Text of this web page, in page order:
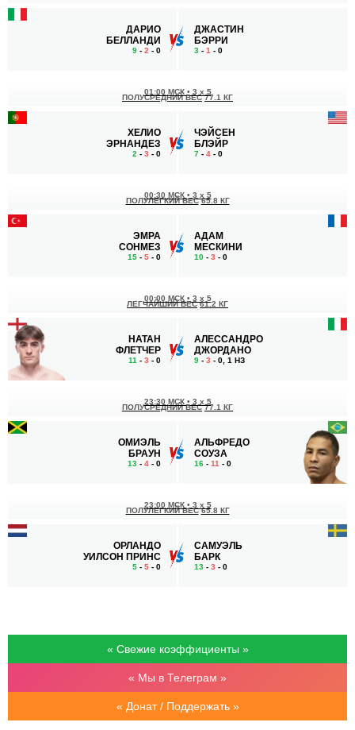
ДАРИО
БЕЛЛАНДИ
9 - 2 - 0
ДЖАСТИН
БЭРРИ
3 - 1 - 0
ХЕЛИО
ЭРНАНДЕЗ
2 - 3 - 0
01:00 МСК • 3 x 5
ПОЛУСРЕДНИЙ ВЕС 77.1 КГ
ЧЭЙСЕН
БЛЭЙР
7 - 4 - 0
ЭМРА
СОНМЕЗ
15 - 5 - 0
00:30 МСК • 3 x 5
ПОЛУЛЕГКИЙ ВЕС 65.8 КГ
АДАМ
МЕСКИНИ
10 - 3 - 0
НАТАН
ФЛЕТЧЕР
11 - 3 - 0
00:00 МСК • 3 x 5
ЛЕГЧАЙШИЙ ВЕС 61.2 КГ
АЛЕССАНДРО
ДЖОРДАНО
9 - 3 - 0, 1 НЗ
ОМИЭЛЬ
БРАУН
13 - 4 - 0
23:30 МСК • 3 x 5
ПОЛУСРЕДНИЙ ВЕС 77.1 КГ
АЛЬФРЕДО
СОУЗА
16 - 11 - 0
ОРЛАНДО
УИЛСОН ПРИНС
5 - 5 - 0
23:00 МСК • 3 x 5
ПОЛУЛЕГКИЙ ВЕС 65.8 КГ
САМУЭЛЬ
БАРК
13 - 3 - 0
« Свежие коэффициенты »
« Мы в Телеграм »
« Донат / Поддержать »